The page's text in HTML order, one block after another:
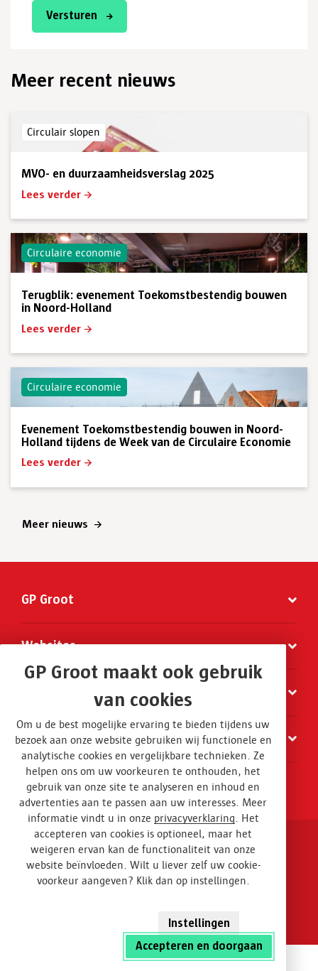
Versturen
Meer recent nieuws
Circulair slopen
MVO- en duurzaamheidsverslag 2025
Lees verder
Circulaire economie
Terugblik: evenement Toekomstbestendig bouwen
in Noord-Holland
Lees verder
Circulaire economie
Evenement Toekomstbestendig bouwen in Noord-
Holland tijdens de Week van de Circulaire Economie
Lees verder
Meer nieuws
Container huren Direct contact
GP Groot
Websites
Contact
Disclaimer en privacy
Algemene voorwaarden
Design
GP Groot maakt ook gebruik
van cookies
Om u de best mogelijke ervaring te bieden tijdens uw
bezoek aan onze website gebruiken wij functionele en
analytische cookies en vergelijkbare technieken. Ze
helpen ons om uw voorkeuren te onthouden, het
gebruik van onze site te analyseren en inhoud en
advertenties aan te passen aan uw interesses. Meer
informatie vindt u in onze privacyverklaring . Het
accepteren van cookies is optioneel, maar het
weigeren ervan kan de functionaliteit van onze
website beïnvloeden. Wilt u liever zelf uw cookie-
voorkeur aangeven? Klik dan op instellingen.
Instellingen
Accepteren en doorgaan